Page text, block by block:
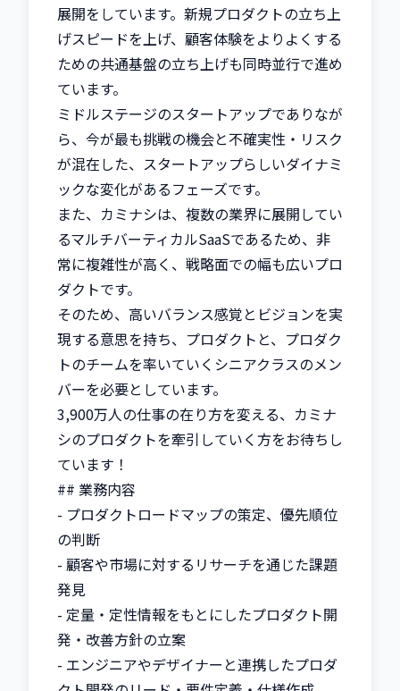
展開をしています。新規プロダクトの立ち上
げスピードを上げ、顧客体験をよりよくする
ための共通基盤の立ち上げも同時並行で進め
ています。
ミドルステージのスタートアップでありなが
ら、今が最も挑戦の機会と不確実性・リスク
が混在した、スタートアップらしいダイナミ
ックな変化があるフェーズです。
また、カミナシは、複数の業界に展開してい
るマルチバーティカルSaaSであるため、非
常に複雑性が高く、戦略面での幅も広いプロ
ダクトです。
そのため、高いバランス感覚とビジョンを実
現する意思を持ち、プロダクトと、プロダク
トのチームを率いていくシニアクラスのメン
バーを必要としています。
3,900万人の仕事の在り方を変える、カミナ
シのプロダクトを牽引していく方をお待ちし
ています！
## 業務内容
- プロダクトロードマップの策定、優先順位
の判断
- 顧客や市場に対するリサーチを通じた課題
発見
- 定量・定性情報をもとにしたプロダクト開
発・改善方針の立案
- エンジニアやデザイナーと連携したプロダ